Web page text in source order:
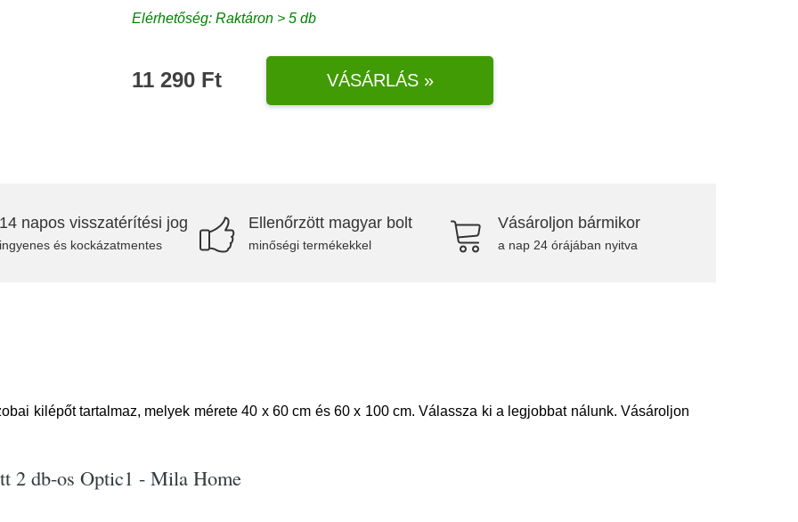
Elérhetőség: Raktáron > 5 db
11 290 Ft VÁSÁRLÁS »
14 napos visszatérítési jog
ingyenes és kockázatmentes
Ellenőrzött magyar bolt
minőségi termékekkel
Vásároljon bármikor
a nap 24 órájában nyitva
kilépőt tartalmaz, melyek mérete 40 x 60 cm és 60 x 100 cm. Válassza ki a legjobbat nálunk. Vásároljon
2 db-os Optic1 - Mila Home